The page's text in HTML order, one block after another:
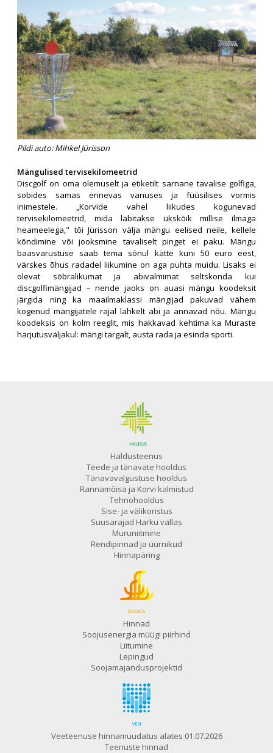
Pildi auto: Mihkel Jürisson
Mängulised tervisekilomeetrid
Discgolf on oma olemuselt ja etiketilt sarnane tavalise golfiga,
sobides samas erinevas vanuses ja füüsilises vormis
inimestele. „Korvide vahel liikudes kogunevad
tervisekilomeetrid, mida läbitakse ükskõik millise ilmaga
heameelega," tõi Jürisson välja mängu eelised neile, kellele
kõndimine või jooksmine tavaliselt pinget ei paku. Mängu
baasvarustuse saab tema sõnul kätte kuni 50 euro eest,
värskes õhus radadel liikumine on aga puhta muidu. Lisaks ei
olevat sõbralikumat ja abivalmimat seltskonda kui
discgolfimängijad – nende jaoks on auasi mängu koodeksit
järgida ning ka maailmaklassi mängijad pakuvad vähem
kogenud mängijatele rajal lahkelt abi ja annavad nõu. Mängu
koodeksis on kolm reeglit, mis hakkavad kehtima ka Muraste
harjutusväljakul: mängi targalt, austa rada ja esinda sporti.
Haldusteenus
Teede ja tänavate hooldus
Tänavavalgustuse hooldus
Rannamõisa ja Korvi kalmistud
Tehnohooldus
Sise- ja välikoristus
Suusarajad Harku vallas
Muruniitmine
Rendipinnad ja üürnikud
Hinnapäring
Hinnad
Soojusenergia müügi piirhind
Liitumine
Lepingud
Soojamajandusprojektid
Veeteenuse hinnamuudatus alates 01.07.2026
Teenuste hinnad